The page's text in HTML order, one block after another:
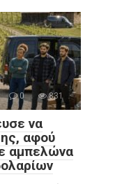
0 831
να
αφού
αμπελώνα